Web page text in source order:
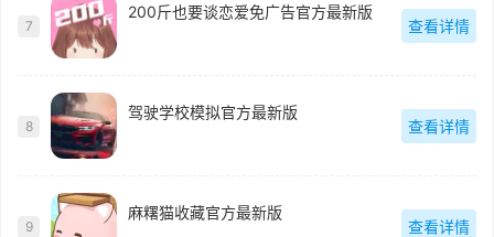
7
200斤也要谈恋爱免广告官方最新版
查看详情
8
驾驶学校模拟官方最新版
查看详情
9
麻糬猫收藏官方最新版
查看详情